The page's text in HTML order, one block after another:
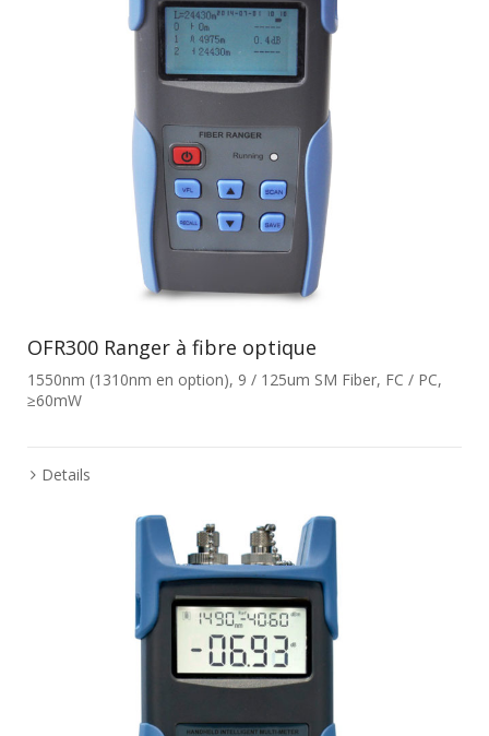
OFR300 Ranger à fibre optique
1550nm (1310nm en option), 9 / 125um SM Fiber, FC / PC,
≥60mW
Details